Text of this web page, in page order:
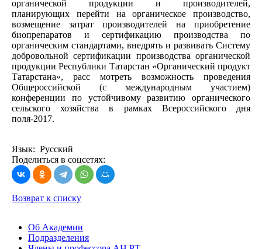
органической продукции и производителей,
планирующих перейти на органическое производство,
возмещение затрат производителей на приобретение
биопрепаратов и сертификацию производства по
органическим стандартами, внедрять и развивать Систему
добровольной сертификации производства органической
продукции Республики Татарстан «Органический продукт
Татарстана», расс мотреть возможность проведения
Общероссийской (с международным участием)
конференции по устойчивому развитию органического
сельского хозяйства в рамках Всероссийского дня
поля-2017.
Язык: Русский
Поделиться в соцсетях:
Возврат к списку
Об Академии
Подразделения